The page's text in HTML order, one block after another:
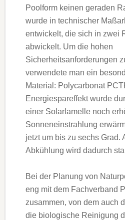
Poolform keinen geraden
wurde in technischer
entwickelt, die sich in zwei
abwickelt. Um die hohen
Sicherheitsanforderungen
verwendete man ein
Material: Polycarbonat
Energiespareffekt wurde
einer Solarlamelle noch
Sonneneinstrahlung
jetzt um bis zu sechs Grad.
Abkühlung wird dadurch
Bei der Planung von
eng mit dem Fachverband
zusammen, von dem auch
die biologische Reinigung